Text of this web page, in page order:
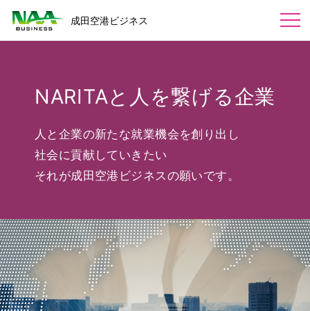
成田空港ビジネス
会社概要
一般事業主行動計画
労働者派遣事業の状況
福利厚生
業務内容
カートサービス
カートセールス
受付サービス業務
調査サービス
NARITA PREMIER LOUNGE
採用情報
カート回収・エスカレーターご利用案内
ラウンジ・受付業務
お問い合わせ
NARITAと人を繋げる企業
人と企業の新たな就業機会を創り出し
社会に貢献していきたい
それが成田空港ビジネスの願いです。